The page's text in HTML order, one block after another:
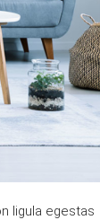
ligula egestas